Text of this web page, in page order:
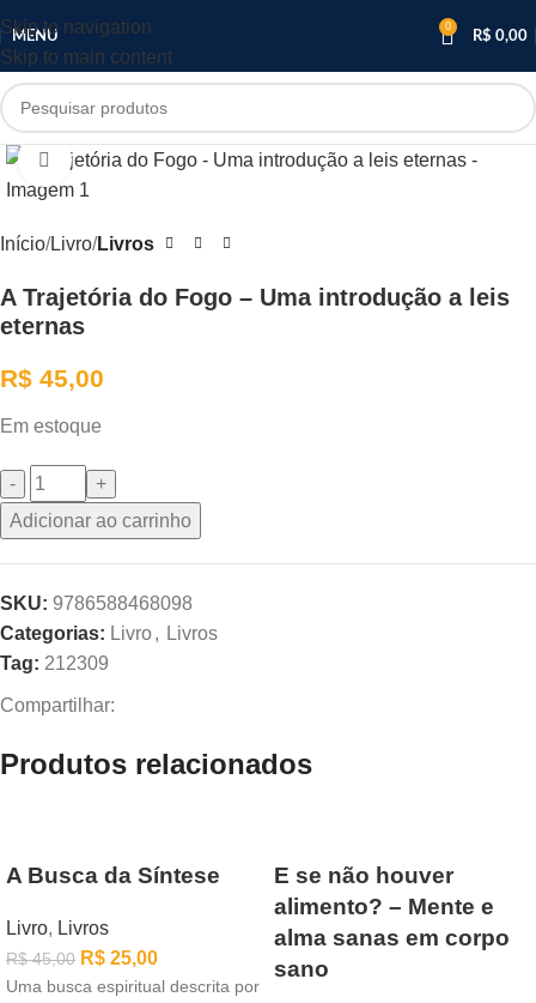
Skip to navigation
Skip to main content
MENU
0
R$ 0,00
Clique para ampliar
Início Livro Livros
A Trajetória do Fogo – Uma introdução a leis
eternas
R$ 45,00
Em estoque
Adicionar ao carrinho
SKU: 9786588468098
Categorias: Livro, Livros
Tag: 212309
Compartilhar:
Produtos relacionados
A Busca da Síntese
Livro, Livros
R$45,00 R$ 25,00
Uma busca espiritual descrita por
E se não houver
alimento? – Mente e
alma sanas em corpo
sano